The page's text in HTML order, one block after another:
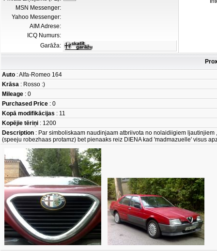
MSN Messenger:
Yahoo Messenger:
AIM Adrese:
ICQ Numurs:
Garāža:
Auto : Alfa-Romeo 164
Krāsa : Rosso :)
Mileage : 0
Purchased Price : 0
Kopā modifikācijas : 11
Kopējie tēriņi : 1200
Description : Par simboliskaam naudinjaam atbriivota no nolaidiigiem
(speeju robezhaas protamz) bet pienaaks reiz DIENA kad 'madmazuelle' visus